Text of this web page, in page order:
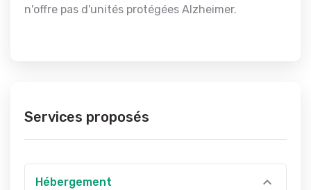
n'offre pas d'unités protégées Alzheimer.
Services proposés
Hébergement